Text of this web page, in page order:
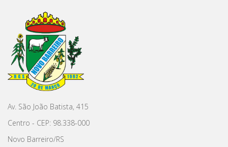
Av. São João Batista, 415
Centro - CEP: 98.338-000
Novo Barreiro/RS